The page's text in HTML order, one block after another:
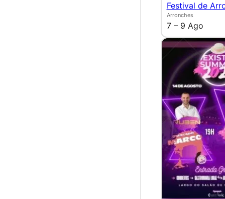
Festival de
Arronches
7 – 9 Ago